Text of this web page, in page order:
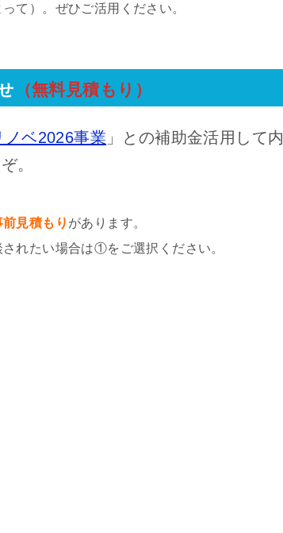
て）。ぜひご活用ください。
（無料見積もり）
ノベ2026事業 」との補助金活用して内
。
見積もり があります。
れたい場合は①をご選択ください。